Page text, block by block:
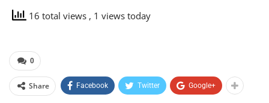
16 total views , 1 views today
0
Share Facebook Twitter Google+